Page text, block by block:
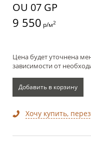
OU 07 GP
9 550 р/м2
Цена будет уточнена
зависимости от
Добавить в корзину
Хочу купить,